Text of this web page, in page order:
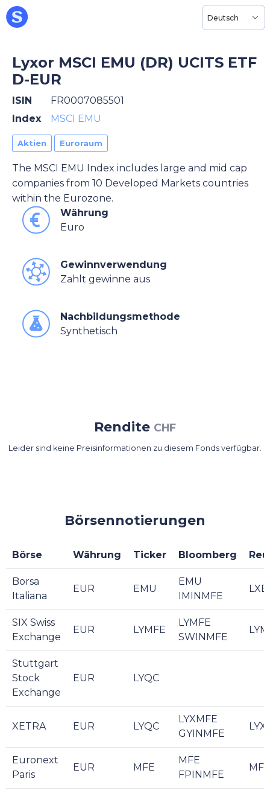
Deutsch
Lyxor MSCI EMU (DR) UCITS ETF
D-EUR
ISIN
FR0007085501
Index
MSCI EMU
Aktien Euroraum
The MSCI EMU Index includes large and mid cap
companies from 10 Developed Markets countries
within the Eurozone.
Währung
Euro
Gewinnverwendung
Zahlt gewinne aus
Nachbildungsmethode
Synthetisch
Rendite CHF
Leider sind keine Preisinformationen zu diesem Fonds verfügbar.
Börsennotierungen
Börse Währung Ticker Bloomberg
Borsa
Italiana
EUR EMU
EMU
IMINMFE
SIX Swiss
Exchange
EUR LYMFE
LYMFE
SWINMFE
Stuttgart
Stock
Exchange
EUR LYQC
XETRA EUR LYQC
LYXMFE
GYINMFE
Euronext
Paris
EUR MFE
MFE
FPINMFE